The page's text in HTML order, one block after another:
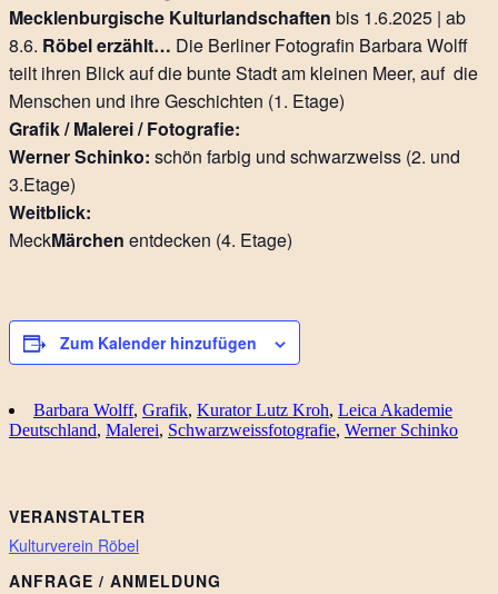
Mecklenburgische Kulturlandschaften bis 1.6.2025 | ab
8.6. Röbel erzählt… Die Berliner Fotografin Barbara Wolff
teilt ihren Blick auf die bunte Stadt am kleinen Meer, auf die
Menschen und ihre Geschichten (1. Etage)
Grafik / Malerei / Fotografie:
Werner Schinko: schön farbig und schwarzweiss (2. und
3.Etage)
Weitblick:
MeckMärchen entdecken (4. Etage)
Zum Kalender hinzufügen
Barbara Wolff, Grafik, Kurator Lutz Kroh, Leica Akademie
Deutschland, Malerei, Schwarzweissfotografie, Werner Schinko
VERANSTALTER
Kulturverein Röbel
ANFRAGE / ANMELDUNG